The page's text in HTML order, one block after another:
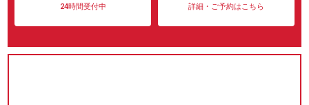
24時間受付中 詳細・ご予約はこちら